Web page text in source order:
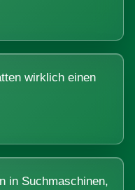
wirklich einen
in Suchmaschinen,